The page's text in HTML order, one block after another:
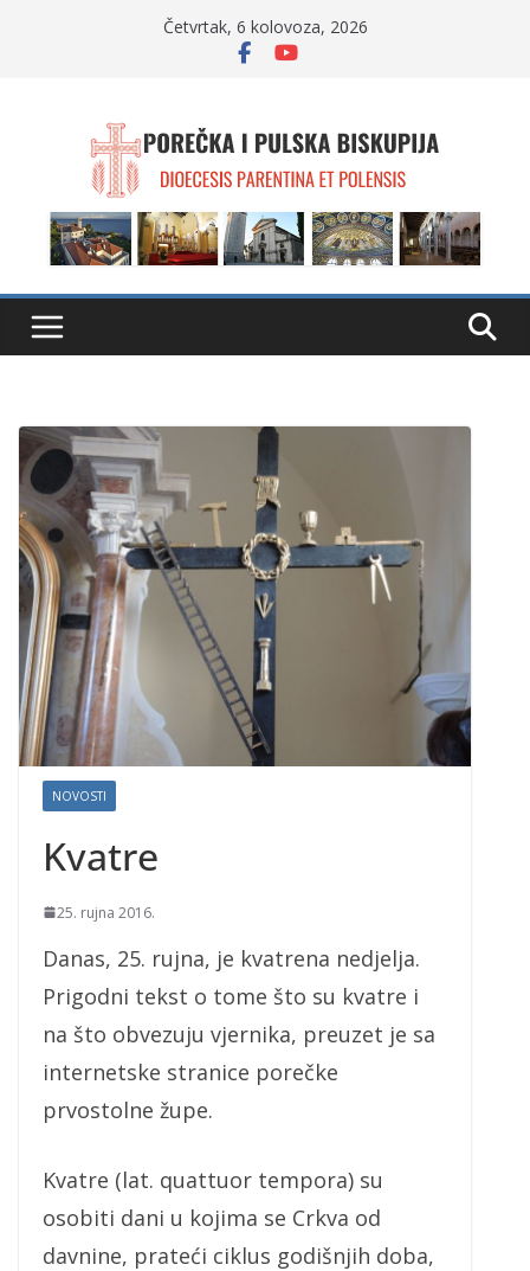
Četvrtak, 6 kolovoza, 2026
NOVOSTI
Kvatre
25. rujna 2016.
Danas, 25. rujna, je kvatrena nedjelja.
Prigodni tekst o tome što su kvatre i
na što obvezuju vjernika, preuzet je sa
internetske stranice porečke
prvostolne župe.
Kvatre (lat. quattuor tempora) su
osobiti dani u kojima se Crkva od
davnine, prateći ciklus godišnjih doba,